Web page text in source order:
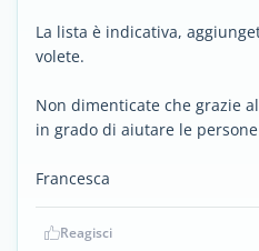
La lista è indicativa,
volete.
Non dimenticate che grazie
in grado di aiutare le
Francesca
Reagisci